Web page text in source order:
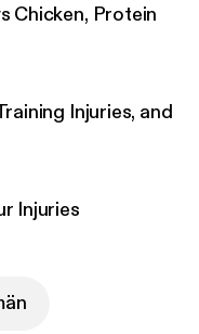
Chicken, Protein
Injuries, and
Injuries